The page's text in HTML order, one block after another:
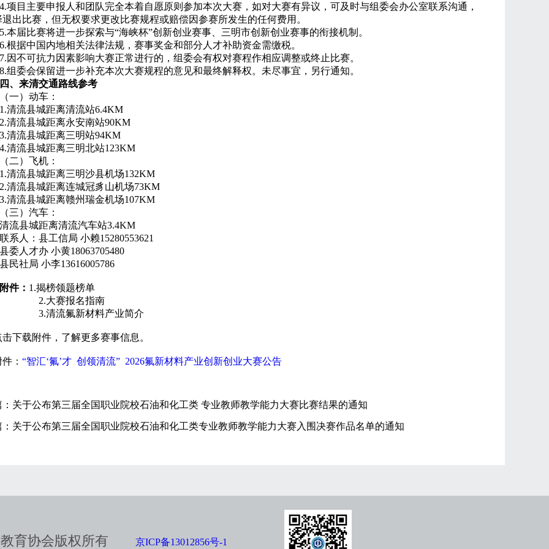
项目主要申报人和团队完全本着自愿原则参加本次大赛，如对大赛有异议，可及时与组委会办公室联系沟通，
出比赛，但无权要求更改比赛规程或赔偿因参赛所发生的任何费用。
本届比赛将进一步探索与“海峡杯”创新创业赛事、三明市创新创业赛事的衔接机制。
根据中国内地相关法律法规，赛事奖金和部分人才补助资金需缴税。
因不可抗力因素影响大赛正常进行的，组委会有权对赛程作相应调整或终止比赛。
组委会保留进一步补充本次大赛规程的意见和最终解释权。未尽事宜，另行通知。
、来清交通路线参考
一）动车：
清流县城距离清流站6.4KM
清流县城距离永安南站90KM
清流县城距离三明站94KM
清流县城距离三明北站123KM
二）飞机：
清流县城距离三明沙县机场132KM
清流县城距离连城冠豸山机场73KM
清流县城距离赣州瑞金机场107KM
三）汽车：
流县城距离清流汽车站3.4KM
系人：县工信局 小赖15280553621
委人才办 小黄18063705480
民社局 小李13616005786
件： 1.揭榜领题榜单
2.大赛报名指南
3.清流氟新材料产业简介
击下载附件，了解更多赛事信息。
： “智汇‘氟’才 创领清流” 2026氟新材料产业创新创业大赛公告
关于公布第三届全国职业院校石油和化工类 专业教师教学能力大赛比赛结果的通知
关于公布第三届全国职业院校石油和化工类专业教师教学能力大赛入围决赛作品名单的通知
育协会版权所有 京ICP备13012856号-1